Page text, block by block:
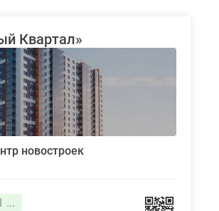
Квартал»
новостроек
...